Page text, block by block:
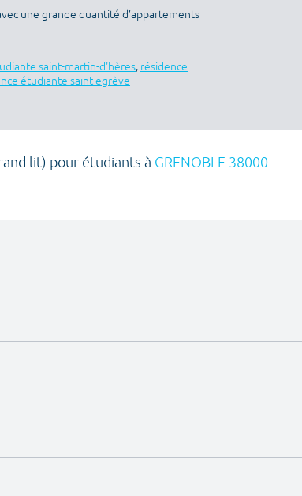
une grande quantité d’appartements
saint-martin-d'hères, résidence
étudiante saint egrève
lit) pour étudiants à GRENOBLE 38000